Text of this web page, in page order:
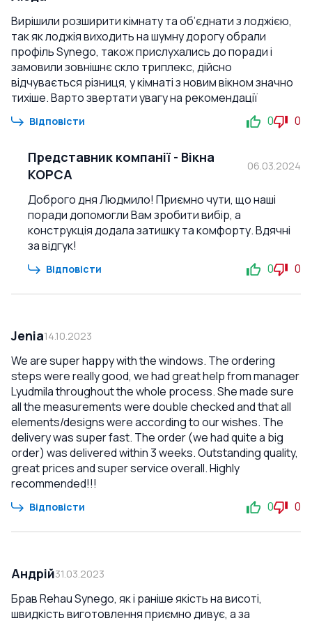
Вирішили розширити кімнату та об’єднати з лоджією,
так як лоджія виходить на шумну дорогу обрали
профіль Synego, також прислухались до поради і
замовили зовнішнє скло триплекс, дійсно
відчувається різниця, у кімнаті з новим вікном значно
тихіше. Варто звертати увагу на рекомендації
Відповісти 0 0
Представник компанії - Вікна
КОРСА
06.03.2024
Доброго дня Людмило! Приємно чути, що наші
поради допомогли Вам зробити вибір, а
конструкція додала затишку та комфорту. Вдячні
за відгук!
Відповісти 0 0
Jenia14.10.2023
We are super happy with the windows. The ordering
steps were really good, we had great help from manager
Lyudmila throughout the whole process. She made sure
all the measurements were double checked and that all
elements/designs were according to our wishes. The
delivery was super fast. The order (we had quite a big
order) was delivered within 3 weeks. Outstanding quality,
great prices and super service overall. Highly
recommended!!!
Відповісти 0 0
Андрій31.03.2023
Брав Rehau Synego, як і раніше якість на висоті,
швидкість виготовлення приємно дивує, а за